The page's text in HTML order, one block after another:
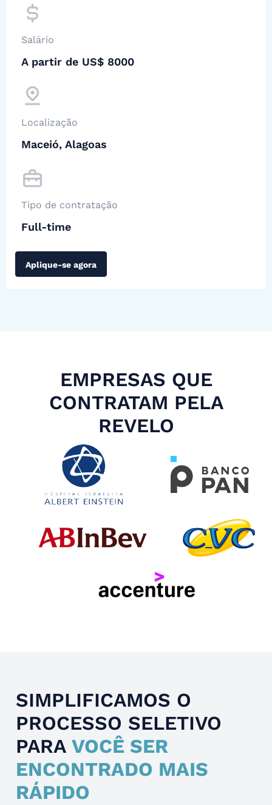
Salário
A partir de US$ 8000
Localização
Maceió, Alagoas
Tipo de contratação
Full-time
Aplique-se agora
EMPRESAS QUE
CONTRATAM PELA
REVELO
SIMPLIFICAMOS O
PROCESSO SELETIVO
PARA VOCÊ SER
ENCONTRADO MAIS
RÁPIDO